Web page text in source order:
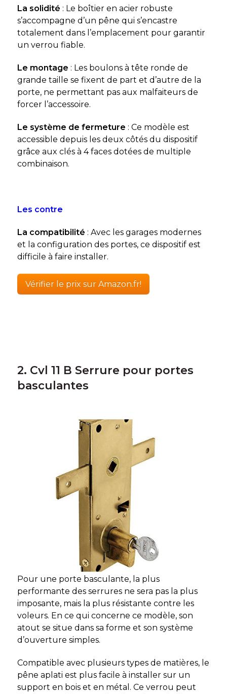
La solidité : Le boîtier en acier robuste
s’accompagne d’un pêne qui s’encastre
totalement dans l’emplacement pour garantir
un verrou fiable.
Le montage : Les boulons à tête ronde de
grande taille se fixent de part et d’autre de la
porte, ne permettant pas aux malfaiteurs de
forcer l’accessoire.
Le système de fermeture : Ce modèle est
accessible depuis les deux côtés du dispositif
grâce aux clés à 4 faces dotées de multiple
combinaison.
Les contre
La compatibilité : Avec les garages modernes
et la configuration des portes, ce dispositif est
difficile à faire installer.
Vérifier le prix sur Amazon.fr!
2. Cvl 11 B Serrure pour portes
basculantes
Pour une porte basculante, la plus
performante des serrures ne sera pas la plus
imposante, mais la plus résistante contre les
voleurs. En ce qui concerne ce modèle, son
atout se situe dans sa forme et son système
d’ouverture simples.
Compatible avec plusieurs types de matières, le
pêne aplati est plus facile à installer sur un
support en bois et en métal. Ce verrou peut